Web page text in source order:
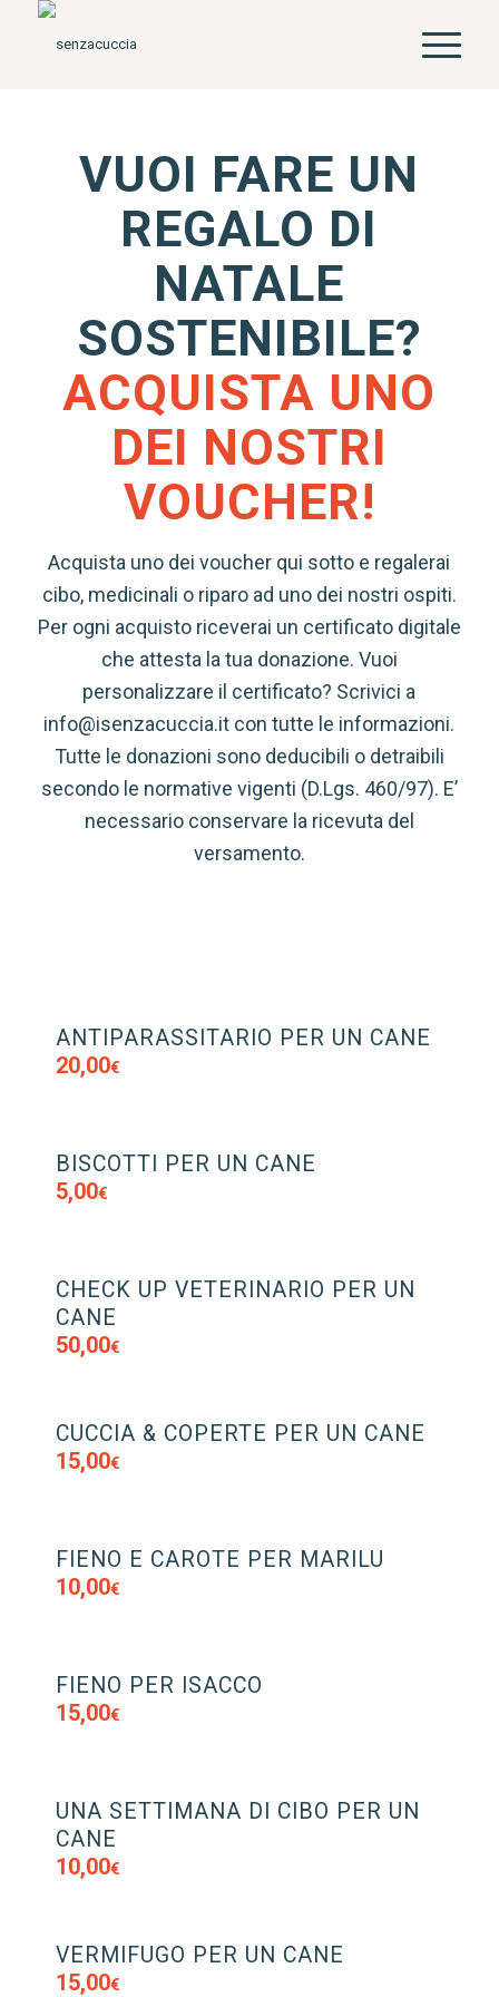
VUOI FARE UN
REGALO DI
NATALE
SOSTENIBILE?
ACQUISTA UNO
DEI NOSTRI
VOUCHER!
Acquista uno dei voucher qui sotto e regalerai
cibo, medicinali o riparo ad uno dei nostri ospiti.
Per ogni acquisto riceverai un certificato digitale
che attesta la tua donazione. Vuoi
personalizzare il certificato? Scrivici a
info@isenzacuccia.it con tutte le informazioni.
Tutte le donazioni sono deducibili o detraibili
secondo le normative vigenti (D.Lgs. 460/97). E’
necessario conservare la ricevuta del
versamento.
ANTIPARASSITARIO PER UN CANE
20,00€
BISCOTTI PER UN CANE
5,00€
CHECK UP VETERINARIO PER UN
CANE
50,00€
CUCCIA & COPERTE PER UN CANE
15,00€
FIENO E CAROTE PER MARILU
10,00€
FIENO PER ISACCO
15,00€
UNA SETTIMANA DI CIBO PER UN
CANE
10,00€
VERMIFUGO PER UN CANE
15,00€